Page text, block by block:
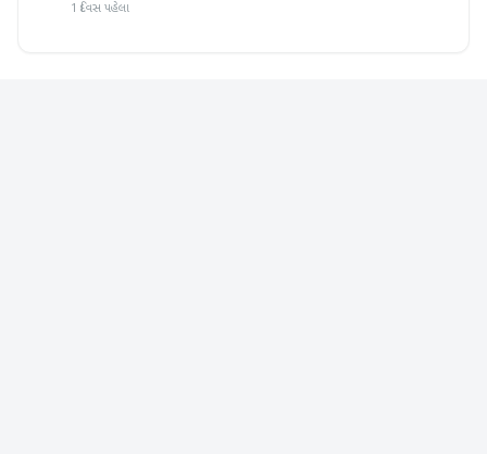
1 દિવસ પહેલા